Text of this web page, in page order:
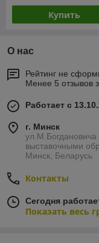
Купить
О нас
Рейтинг не
Менее 5 отзывов
Работает с
г. Минск
выставочными
Минск, Беларусь
Контакты
Сегодня
Показать весь